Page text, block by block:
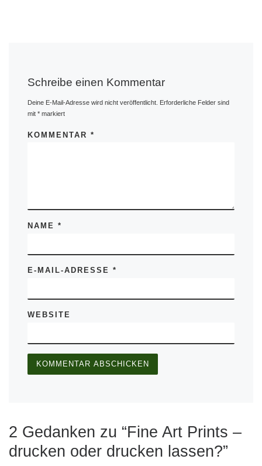
Schreibe einen Kommentar
Deine E-Mail-Adresse wird nicht veröffentlicht. Erforderliche Felder sind
mit* markiert
KOMMENTAR*
NAME*
E-MAIL-ADRESSE*
WEBSITE
2 Gedanken zu “Fine Art Prints –
drucken oder drucken lassen?”